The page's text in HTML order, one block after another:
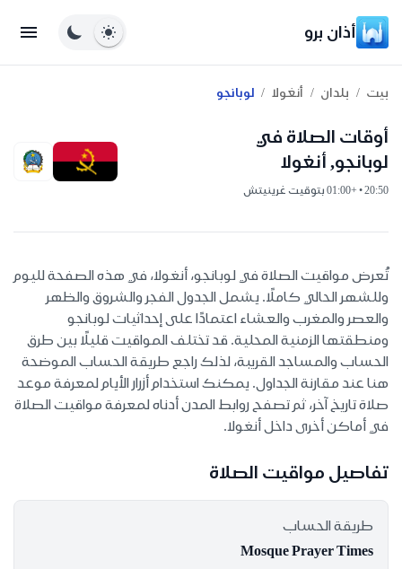
أذان برو
بيت / بلدان / أنغولا / لوبانجو
أوقات الصلاة في
لوبانجو, أنغولا
20:50 • +01:00 بتوقيت غرينيتش
تُعرض مواقيت الصلاة في لوبانجو، أنغولا، في هذه الصفحة لليوم
وللشهر الحالي كاملًا. يشمل الجدول الفجر والشروق والظهر
والعصر والمغرب والعشاء اعتمادًا على إحداثيات لوبانجو
ومنطقتها الزمنية المحلية. قد تختلف المواقيت قليلًا بين طرق
الحساب والمساجد القريبة، لذلك راجع طريقة الحساب الموضحة
هنا عند مقارنة الجداول. يمكنك استخدام أزرار الأيام لمعرفة موعد
صلاة تاريخ آخر، ثم تصفح روابط المدن أدناه لمعرفة مواقيت الصلاة
في أماكن أخرى داخل أنغولا.
تفاصيل مواقيت الصلاة
طريقة الحساب
Mosque Prayer Times